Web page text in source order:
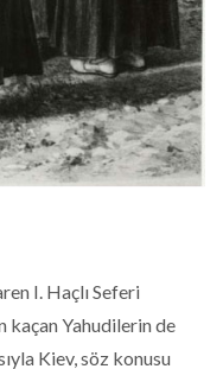
I. Haçlı Seferi
kaçan Yahudilerin de
Kiev, söz konusu